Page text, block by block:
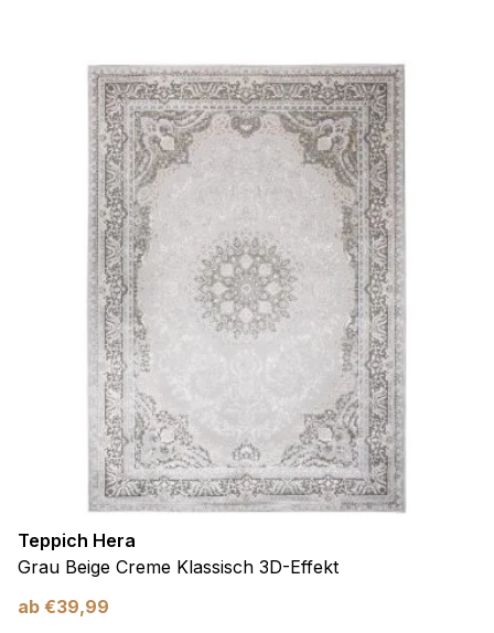
Teppich Hera
Grau Beige Creme Klassisch 3D-Effekt
ab €39,99